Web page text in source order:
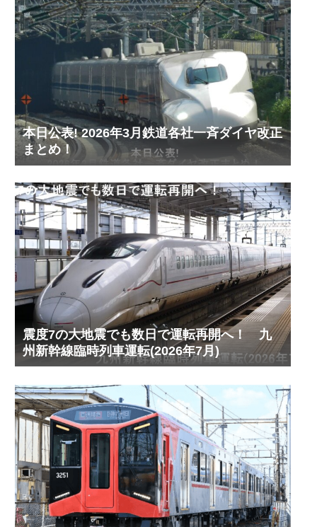
本日公表! 2026年3月鉄道各社一斉ダイヤ改正
まとめ！
震度7の大地震でも数日で運転再開へ！ 九
州新幹線臨時列車運転(2026年7月)